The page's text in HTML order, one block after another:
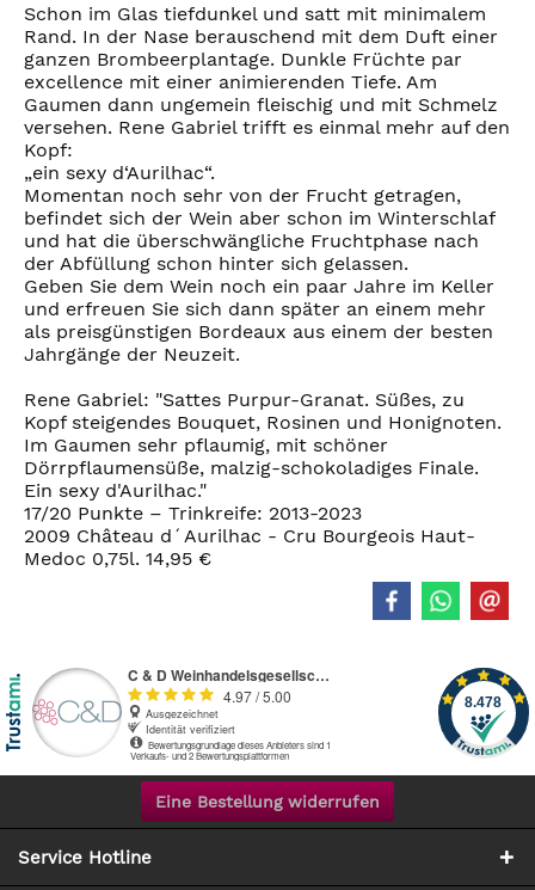
Schon im Glas tiefdunkel und satt mit minimalem
Rand. In der Nase berauschend mit dem Duft einer
ganzen Brombeerplantage. Dunkle Früchte par
excellence mit einer animierenden Tiefe. Am
Gaumen dann ungemein fleischig und mit Schmelz
versehen. Rene Gabriel trifft es einmal mehr auf den
Kopf:
„ein sexy d‘Aurilhac“.
Momentan noch sehr von der Frucht getragen,
befindet sich der Wein aber schon im Winterschlaf
und hat die überschwängliche Fruchtphase nach
der Abfüllung schon hinter sich gelassen.
Geben Sie dem Wein noch ein paar Jahre im Keller
und erfreuen Sie sich dann später an einem mehr
als preisgünstigen Bordeaux aus einem der besten
Jahrgänge der Neuzeit.
Rene Gabriel: "Sattes Purpur-Granat. Süßes, zu
Kopf steigendes Bouquet, Rosinen und Honignoten.
Im Gaumen sehr pflaumig, mit schöner
Dörrpflaumensüße, malzig-schokoladiges Finale.
Ein sexy d'Aurilhac."
17/20 Punkte – Trinkreife: 2013-2023
2009 Château d´Aurilhac - Cru Bourgeois Haut-
Medoc 0,75l. 14,95 €
Eine Bestellung widerrufen
Service Hotline